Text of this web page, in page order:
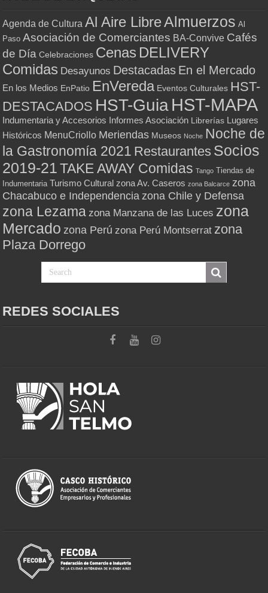
Agenda de Cultura Al Aire LibreAlmuerzos Al
Paso Asociación de Comerciantes BA-Convive Cafés
de Día Celebraciones Cenas DELIVERY
Comidas Desayunos Destacadas En el Mercado
En los Medios EnPatio EnVereda Eventos Culturales HST-
DESTACADOS HST-GuiaHST-MAPA
Indumentaria y Accesorios Informes Asociación Librerías Lugares
Históricos MenuCriollo Meriendas Museos Noche Noche de
la Gastronomía 2021 Restaurantes Socios
2019-21 TAKE AWAY Comidas Tango Tiendas de
Indumentaria Turismo Cultural zona Av. Caseros zona Balcarce zona
Chacabuco e Independencia zona Chile y Defensa
zona Lezama zona Manzana de las Luces zona
Mercado zona Perú zona Perú Montserrat zona
Plaza Dorrego
REDES SOCIALES